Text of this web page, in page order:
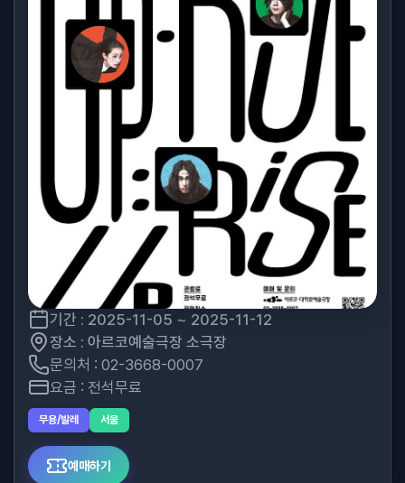
기간 : 2025-11-05 ~ 2025-11-12
장소 : 아르코예술극장 소극장
문의처 : 02-3668-0007
요금 : 전석무료
무용/발레 서울
예매하기